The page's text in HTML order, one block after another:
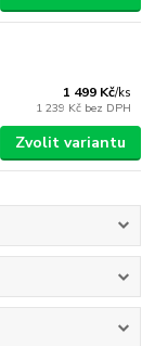
1 499 Kč/ks
1 239 Kč bez DPH
Zvolit variantu